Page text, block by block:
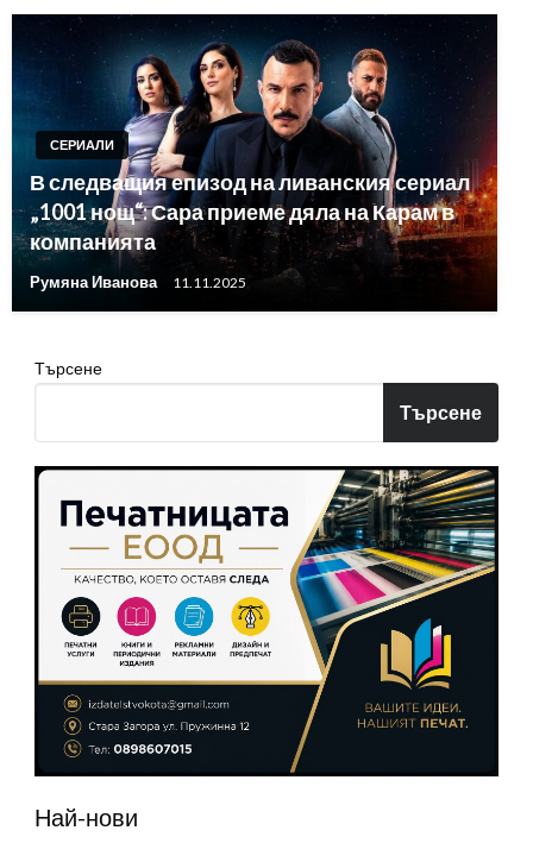
СЕРИАЛИ
В следващия епизод на ливанския сериал
„1001 нощ“: Сара приеме дяла на Карам в
компанията
Румяна Иванова 11.11.2025
Търсене
Търсене
Най-нови